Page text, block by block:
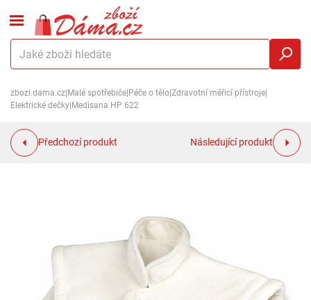
zbozi.dama.cz Malé spotřebiče Péče o tělo Zdravotní měřicí přístroje
Elektrické dečky Medisana HP 622
Předchozí produkt Následující produkt